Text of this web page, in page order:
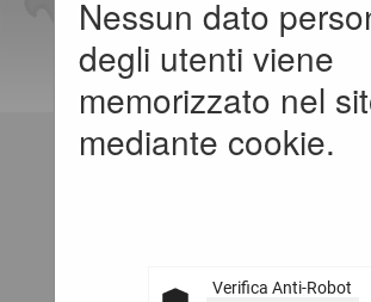
Nessun dato
degli utenti viene
memorizzato nel
mediante cookie.
Verifica Anti-Robot
consultazione
pubblicati.